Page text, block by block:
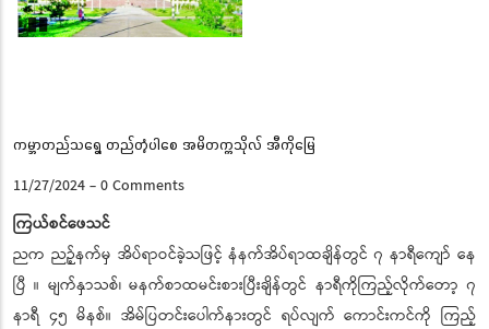
ကမ္ဘာတည်သရွေ့ တည်တံ့ပါစေ အမိတက္ကသိုလ် အီကိုမြေ
11/27/2024-0 Comments
ကြယ်စင်ဖေသင်
ညက ညဉ့်နက်မှ အိပ်ရာဝင်ခဲ့သဖြင့် နံနက်အိပ်ရာထချိန်တွင် ၇ နာရီကျော် နေ
ပြီ ။ မျက်နှာသစ်၊ မနက်စာထမင်းစားပြီးချိန်တွင် နာရီကိုကြည့်လိုက်တော့ ၇
နာရီ ၄၅ မိနစ်။ အိမ်ပြတင်းပေါက်နားတွင် ရပ်လျက် ကောင်းကင်ကို ကြည့်